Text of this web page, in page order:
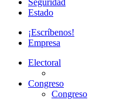
Seguridad
Estado
¡Escríbenos!
Empresa
Electoral
Congreso
Congreso